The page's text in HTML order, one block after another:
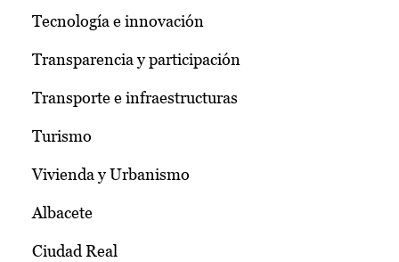
Tecnología e innovación
Transparencia y participación
Transporte e infraestructuras
Turismo
Vivienda y Urbanismo
Albacete
Ciudad Real